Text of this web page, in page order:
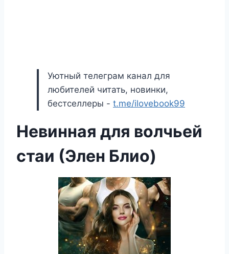
Уютный телеграм канал для
любителей читать, новинки,
бестселлеры - t.me/ilovebook99
Невинная для волчьей
стаи (Элен Блио)